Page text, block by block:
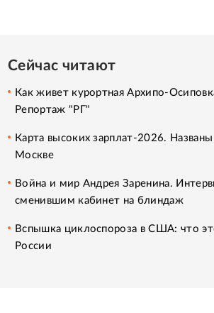
Сейчас читают
Как живет курортная Архипо-
Репортаж "РГ"
Карта высоких зарплат-2026.
Москве
Война и мир Андрея Заренина.
сменившим кабинет на блиндаж
Вспышка циклоспороза в США: что
России